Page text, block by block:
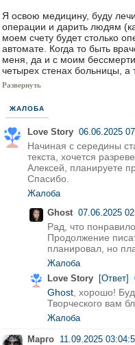
Я освою медицину, буду
операции и дарить людям
моем счету будет столько
автомате. Когда то быть
меня, да и с моим
четырех стенах больницы, а
Развернуть
ЖАЛОБА
Love Story 06.06.2025
Начиная с середины
текста, хочется
Алексей, планируете
Спасибо.
Жалоба
Ghost 07.06.2025
Рад, что
Продолжение
планировал, но
Жалоба
Love Story [Ответ]
Ghost , хорошо!
Творческого вам
Жалоба
Марго 11.09.2025